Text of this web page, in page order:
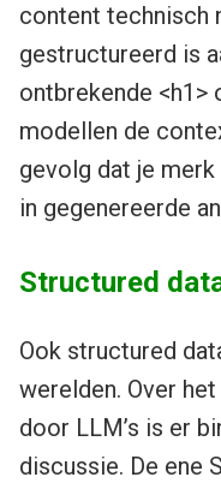
content technisch
gestructureerd is
ontbrekende <h1>
modellen de
gevolg dat je
in gegenereerde
Structured
Ook structured
werelden. Over
door LLM’s is er
discussie. De ene